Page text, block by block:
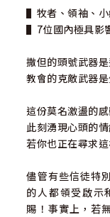
▌牧者、領袖、
▌7位國內極具影
撒但的頭號武器
教會的克敵武器
這份莫名激盪的
此刻湧現心頭的
若你也正在尋求
儘管有些信徒特
的人都領受啟示
賜！事實上，若